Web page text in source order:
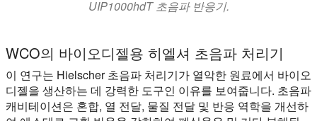
UIP1000hdT 초음파 반응기.
WCO의 바이오디젤용 히엘셔 초음파 처리기
이 연구는 Hielscher 초음파 처리기가 열악한 원료에서 바이오
디젤을 생산하는 데 강력한 도구인 이유를 보여줍니다. 초음파
캐비테이션은 혼합, 열 전달, 물질 전달 및 반응 역학을 개선하